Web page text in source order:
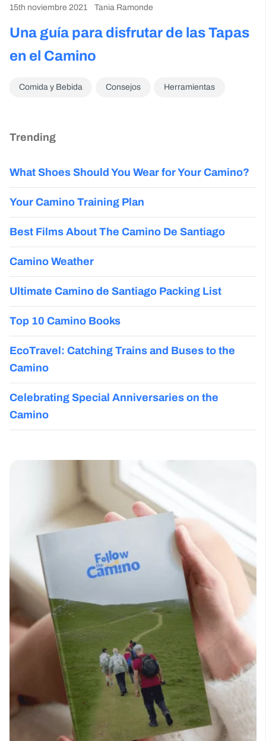
15th noviembre 2021 Tania Ramonde
Una guía para disfrutar de las Tapas
en el Camino
Comida y Bebida Consejos Herramientas
Trending
What Shoes Should You Wear for Your Camino?
Your Camino Training Plan
Best Films About The Camino De Santiago
Camino Weather
Ultimate Camino de Santiago Packing List
Top 10 Camino Books
EcoTravel: Catching Trains and Buses to the
Camino
Celebrating Special Anniversaries on the
Camino